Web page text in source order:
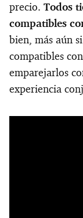
precio. Todos
compatibles
bien, más aún
compatibles con
emparejarlos
experiencia